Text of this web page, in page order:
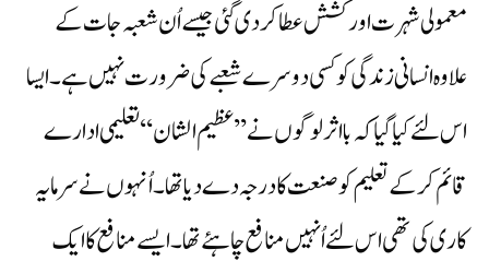
معمولی شہرت اور کشش عطا کردی گئی جیسے اُن شعبہ جات کے
علاوہ انسانی زندگی کو کسی دوسرے شعبے کی ضرورت نہیں ہے۔ ایسا
اس لئے کیا گیا کہ بااثر لوگوں نے ’’عظیم الشان‘‘ تعلیمی ادارے
قائم کرکے تعلیم کو صنعت کا درجہ دے دیا تھا۔ اُنہوں نے سرمایہ
کاری کی تھی اس لئے اُنہیں منافع چاہئے تھا۔ ایسے منافع کا ایک